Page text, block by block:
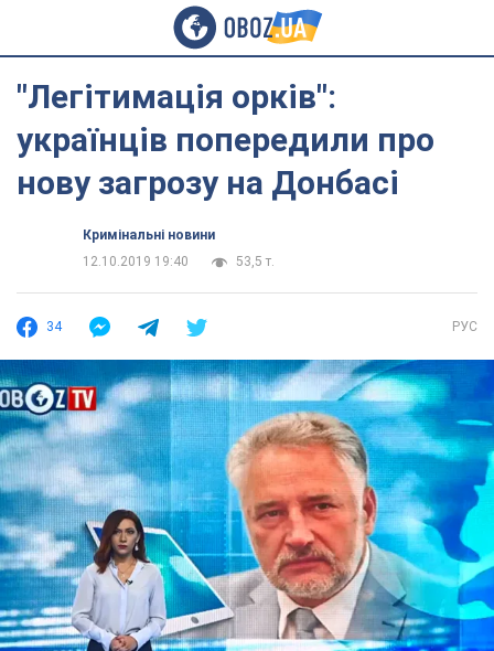
"Легітимація орків":
українців попередили про
нову загрозу на Донбасі
Кримінальні новини
12.10.2019 19:40
53,5 т.
34 РУС